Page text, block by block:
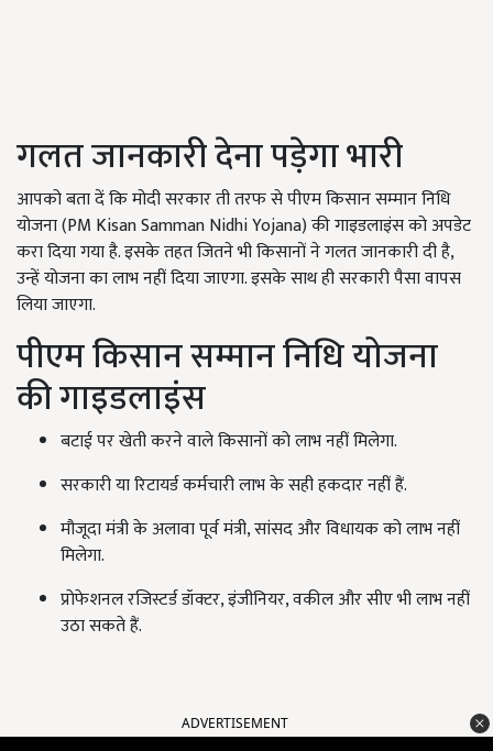
गलत जानकारी देना पड़ेगा भारी
आपको बता दें कि मोदी सरकार ती तरफ से पीएम किसान सम्मान निधि
योजना (PM Kisan Samman Nidhi Yojana) की गाइडलाइंस को अपडेट
करा दिया गया है. इसके तहत जितने भी किसानों ने गलत जानकारी दी है,
उन्हें योजना का लाभ नहीं दिया जाएगा. इसके साथ ही सरकारी पैसा वापस
लिया जाएगा.
पीएम किसान सम्मान निधि योजना
की गाइडलाइंस
बटाई पर खेती करने वाले किसानों को लाभ नहीं मिलेगा.
सरकारी या रिटायर्ड कर्मचारी लाभ के सही हकदार नहीं हैं.
मौजूदा मंत्री के अलावा पूर्व मंत्री, सांसद और विधायक को लाभ नहीं
मिलेगा.
प्रोफेशनल रजिस्टर्ड डॉक्टर, इंजीनियर, वकील और सीए भी लाभ नहीं
उठा सकते हैं.
ADVERTISEMENT